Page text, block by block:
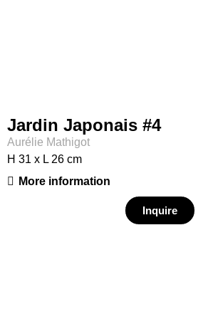
Jardin Japonais #4
Aurélie Mathigot
H 31 x L 26 cm
More information
Inquire